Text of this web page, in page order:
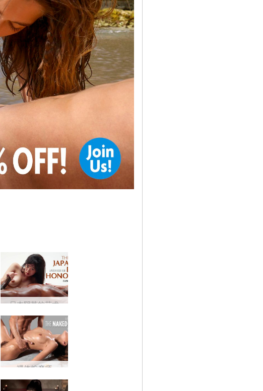
日本阴茎的艺术
裸体按摩师